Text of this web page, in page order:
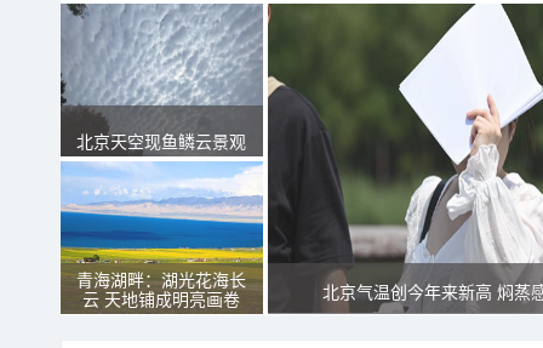
北京天空现鱼鳞云景观
青海湖畔：湖光花海长
云 天地铺成明亮画卷
北京气温创今年来新高 焖蒸